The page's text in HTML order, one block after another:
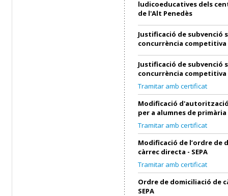
ludicoeducatives dels
de l'Alt Penedès
Justificació de subvenció
concurrència competitiva
Justificació de subvenció
concurrència competitiva
Tramitar amb certificat
Modificació
per a alumnes de primària
Tramitar amb certificat
Modificació de l’ordre de
càrrec directa - SEPA
Tramitar amb certificat
Ordre de domiciliació de
SEPA